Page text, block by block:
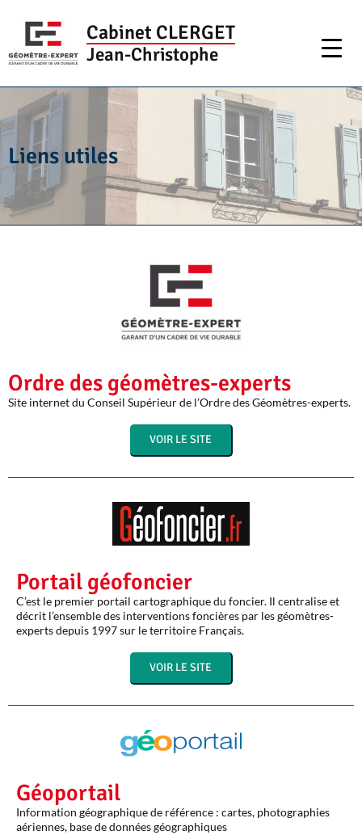
Cabinet CLERGET
Jean-Christophe
Liens utiles
Ordre des géomètres-experts
Site internet du Conseil Supérieur de l’Ordre des Géomètres-experts.
VOIR LE SITE
Portail géofoncier
C’est le premier portail cartographique du foncier. Il centralise et
décrit l’ensemble des interventions foncières par les géomètres-
experts depuis 1997 sur le territoire Français.
VOIR LE SITE
Géoportail
Information géographique de référence : cartes, photographies
aériennes, base de données géographiques